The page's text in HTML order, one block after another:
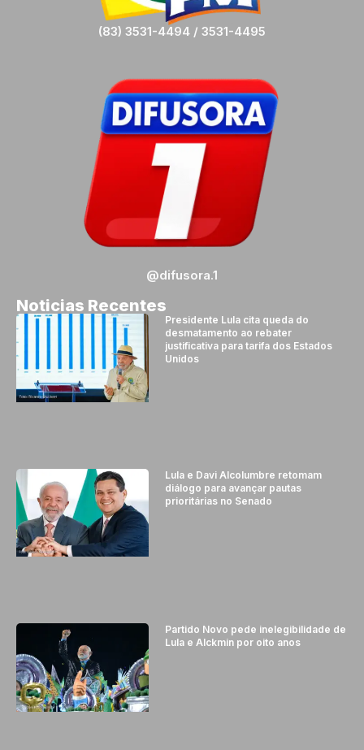
(83) 3531-4494 / 3531-4495
@difusora.1
Noticias Recentes
Presidente Lula cita queda do
desmatamento ao rebater
justificativa para tarifa dos Estados
Unidos
Lula e Davi Alcolumbre retomam
diálogo para avançar pautas
prioritárias no Senado
Partido Novo pede inelegibilidade de
Lula e Alckmin por oito anos